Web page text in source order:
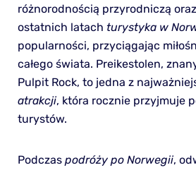
różnorodnością przyrodniczą
ostatnich latach turystyka w
popularności, przyciągając
całego świata. Preikestolen,
Pulpit Rock, to jedna z
atrakcji, która rocznie przyjmuje
turystów.
Podczas podróży po Norwegii,